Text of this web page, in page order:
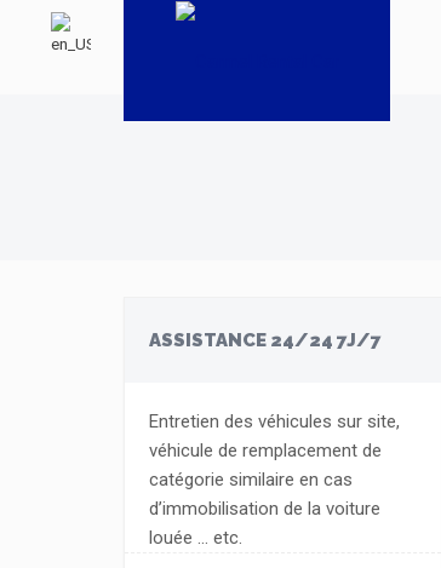
ASSISTANCE 24/24 7J/7
Entretien des véhicules sur site,
véhicule de remplacement de
catégorie similaire en cas
d’immobilisation de la voiture
louée … etc.